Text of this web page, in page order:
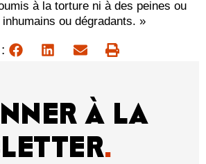
à la torture ni à des peines ou
ou dégradants. »
À LA
.